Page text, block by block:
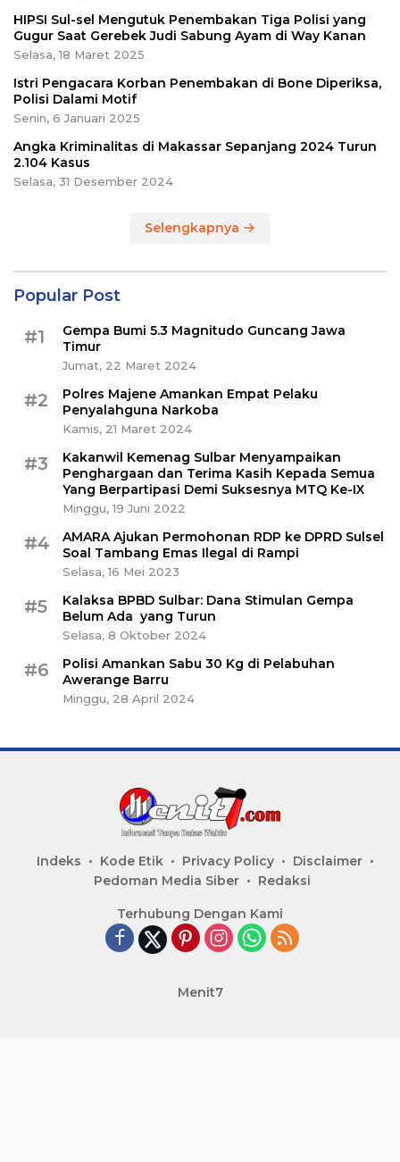
HIPSI Sul-sel Mengutuk Penembakan Tiga Polisi yang
Gugur Saat Gerebek Judi Sabung Ayam di Way Kanan
Selasa, 18 Maret 2025
Istri Pengacara Korban Penembakan di Bone Diperiksa,
Polisi Dalami Motif
Senin, 6 Januari 2025
Angka Kriminalitas di Makassar Sepanjang 2024 Turun
2.104 Kasus
Selasa, 31 Desember 2024
Selengkapnya
Popular Post
#1
Gempa Bumi 5.3 Magnitudo Guncang Jawa
Timur
Jumat, 22 Maret 2024
#2
Polres Majene Amankan Empat Pelaku
Penyalahguna Narkoba
Kamis, 21 Maret 2024
#3
Kakanwil Kemenag Sulbar Menyampaikan
Penghargaan dan Terima Kasih Kepada Semua
Yang Berpartipasi Demi Suksesnya MTQ Ke-IX
Minggu, 19 Juni 2022
#4
AMARA Ajukan Permohonan RDP ke DPRD Sulsel
Soal Tambang Emas Ilegal di Rampi
Selasa, 16 Mei 2023
#5
Kalaksa BPBD Sulbar: Dana Stimulan Gempa
Belum Ada yang Turun
Selasa, 8 Oktober 2024
#6
Polisi Amankan Sabu 30 Kg di Pelabuhan
Awerange Barru
Minggu, 28 April 2024
Indeks Kode Etik Privacy Policy
Disclaimer
Pedoman Media Siber
Redaksi
Terhubung Dengan Kami
Menit7